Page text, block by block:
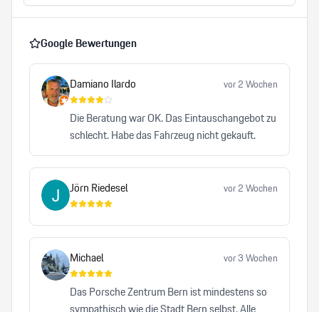
Google Bewertungen
Damiano Ilardo vor 2 Wochen
Die Beratung war OK. Das Eintauschangebot zu
schlecht. Habe das Fahrzeug nicht gekauft.
Jörn Riedesel vor 2 Wochen
Michael vor 3 Wochen
Das Porsche Zentrum Bern ist mindestens so